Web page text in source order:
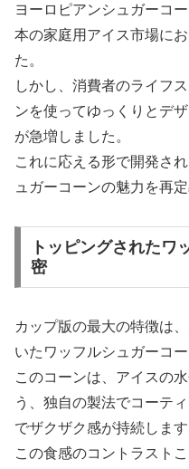
ヨーロピアンシュガーコ
本の家庭用アイス市場に
た。
しかし、消費者のライフ
ンを使ってゆっくりとデ
が急増しました。
これに応える形で開発さ
ュガーコーンの魅力を再
トッピングされたワ
密
カップ版の最大の特徴は
いたワッフルシュガーコー
このコーンは、アイスの
う、独自の製法でコーテ
でザクザク感が持続します
この食感のコントラスト